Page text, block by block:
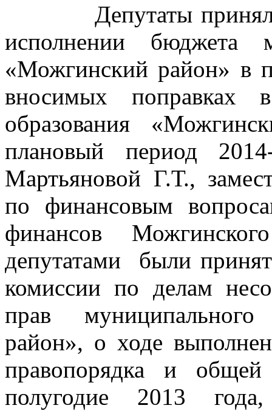
Депутаты приняли
исполнении бюджета
«Можгинский район» в
вносимых поправках
образования
плановый период
Мартьяновой Г.Т.,
по финансовым
финансов
депутатами были
комиссии по делам
прав
район», о ходе
правопорядка и
полугодие 2013